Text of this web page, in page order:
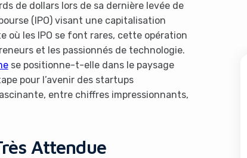
de dollars lors de sa dernière levée de
(IPO) visant une capitalisation
où les IPO se font rares, cette opération
et les passionnés de technologie.
se positionne-t-elle dans le paysage
pour l’avenir des startups
entre chiffres impressionnants,
Attendue